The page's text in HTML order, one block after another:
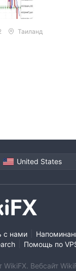
Таиланд
United States
с нами
Помощь по
WikiFX. Вебсайт